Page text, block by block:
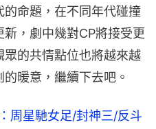
的命題，在不同年代碰撞
，劇中幾對CP將接受更
的共情點位也將越來越
暖意，繼續下去吧。
周星馳女足/封神三/反斗